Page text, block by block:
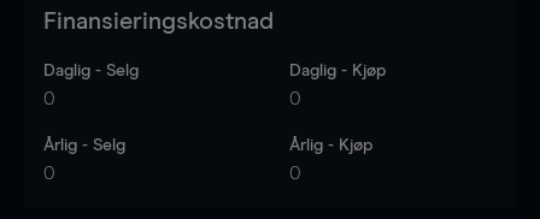
Finansieringskostnad
Daglig - Selg
0
Daglig - Kjøp
0
Årlig - Selg
0
Årlig - Kjøp
0